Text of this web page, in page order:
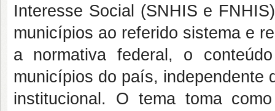
Interesse Social (SNHIS e
municípios ao referido sistema e
a normativa federal, o
municípios do país, independente
institucional. O tema toma